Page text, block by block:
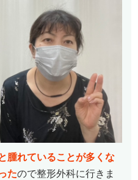
腫れていることが多くな
たので整形外科に行きま